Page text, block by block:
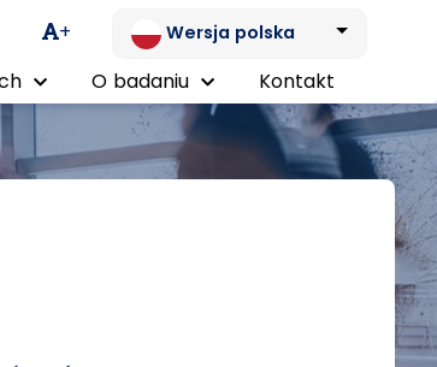
zmiany kontrastu
+ Wersja polska
O badaniu Kontakt